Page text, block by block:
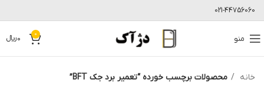
021-44756060
منو 0
0﷼
خانه
محصولات برچسب خورده “تعمیر برد جک BFT”